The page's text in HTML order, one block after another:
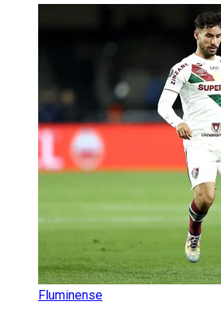
Fluminense